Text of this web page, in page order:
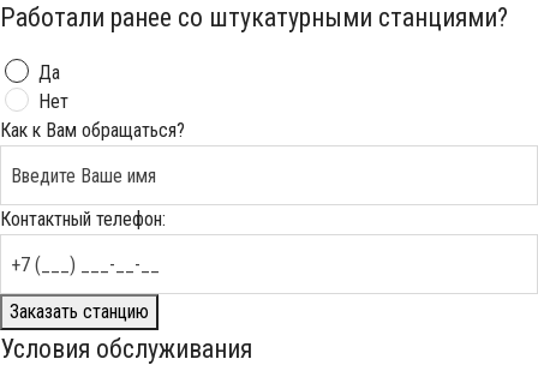
Работали ранее со штукатурными станциями?
Да
Нет
Как к Вам обращаться?
Контактный телефон:
Заказать станцию
Условия обслуживания